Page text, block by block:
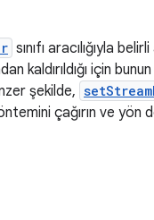
sınıfı aracılığıyla
kaldırıldığı için
şekilde,
çağırın ve yön